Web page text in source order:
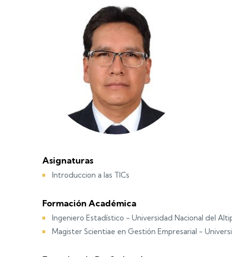
Asignaturas
Introduccion a las TICs
Formación Académica
Ingeniero Estadístico - Universidad Nacional del
Magister Scientiae en Gestión Empresarial -